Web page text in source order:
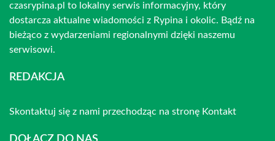
czasrypina.pl to lokalny serwis informacyjny, który
dostarcza aktualne wiadomości z Rypina i okolic. Bądź na
bieżąco z wydarzeniami regionalnymi dzięki naszemu
serwisowi.
REDAKCJA
Skontaktuj się z nami przechodząc na stronę Kontakt